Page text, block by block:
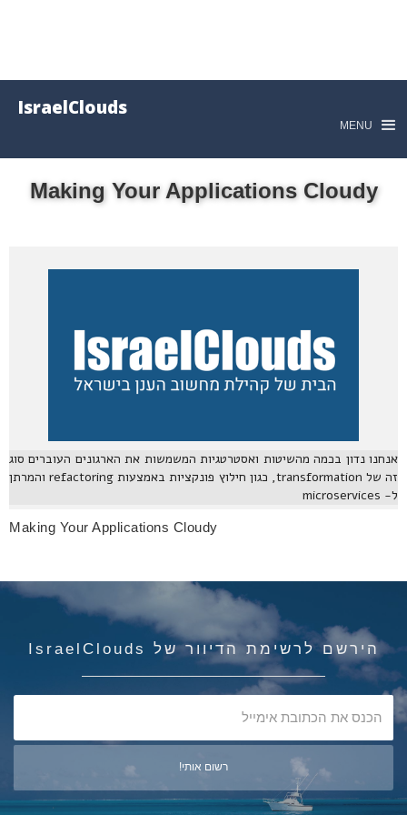
IsraelClouds
MENU
Making Your Applications Cloudy
אנחנו נדון בכמה מהשיטות ואסטרטגיות המשמשות את הארגונים העוברים סוג
זה של transformation, כגון חילוץ פונקציות באמצעות refactoring והמרתן
ל- microservices
Making Your Applications Cloudy
הירשם לרשימת הדיוור של IsraelClouds